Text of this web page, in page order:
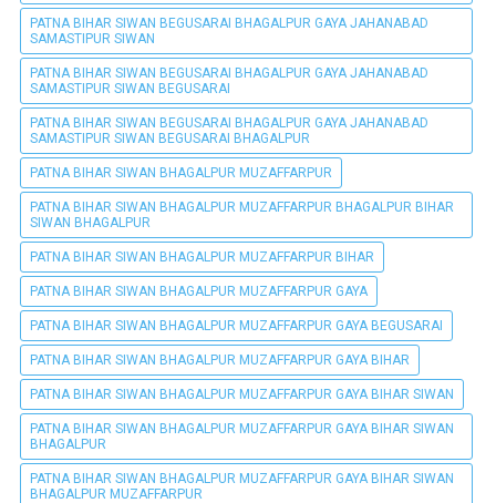
PATNA BIHAR SIWAN BEGUSARAI BHAGALPUR GAYA JAHANABAD
SAMASTIPUR SIWAN
PATNA BIHAR SIWAN BEGUSARAI BHAGALPUR GAYA JAHANABAD
SAMASTIPUR SIWAN BEGUSARAI
PATNA BIHAR SIWAN BEGUSARAI BHAGALPUR GAYA JAHANABAD
SAMASTIPUR SIWAN BEGUSARAI BHAGALPUR
PATNA BIHAR SIWAN BHAGALPUR MUZAFFARPUR
PATNA BIHAR SIWAN BHAGALPUR MUZAFFARPUR BHAGALPUR BIHAR
SIWAN BHAGALPUR
PATNA BIHAR SIWAN BHAGALPUR MUZAFFARPUR BIHAR
PATNA BIHAR SIWAN BHAGALPUR MUZAFFARPUR GAYA
PATNA BIHAR SIWAN BHAGALPUR MUZAFFARPUR GAYA BEGUSARAI
PATNA BIHAR SIWAN BHAGALPUR MUZAFFARPUR GAYA BIHAR
PATNA BIHAR SIWAN BHAGALPUR MUZAFFARPUR GAYA BIHAR SIWAN
PATNA BIHAR SIWAN BHAGALPUR MUZAFFARPUR GAYA BIHAR SIWAN
BHAGALPUR
PATNA BIHAR SIWAN BHAGALPUR MUZAFFARPUR GAYA BIHAR SIWAN
BHAGALPUR MUZAFFARPUR